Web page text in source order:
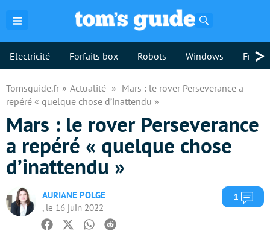
Electricité Forfaits box Robots Windows >
Tomsguide.fr Actualité
Mars : le rover Perseverance a
repéré « quelque chose d’inattendu »
Mars : le rover Perseverance
a repéré « quelque chose
d’inattendu »
AURIANE POLGE
, le 16 juin 2022
1
Facebook
TwitterWhatsapp
Reddit